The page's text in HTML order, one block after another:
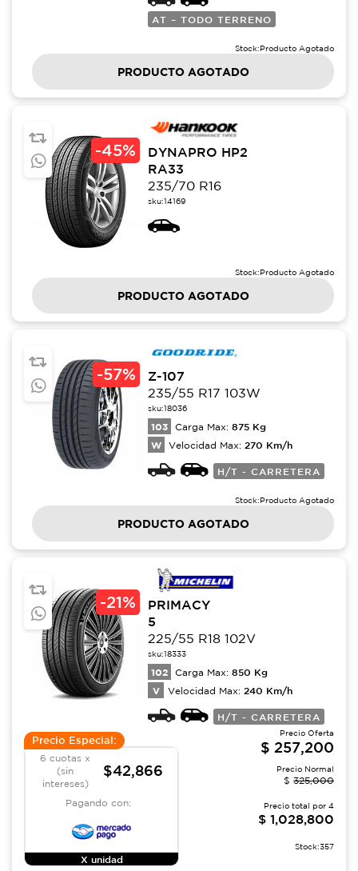
AT – TODO TERRENO
Stock:Producto Agotado
PRODUCTO AGOTADO
-45%
DYNAPRO HP2
RA33
235/70 R16
sku:14169
Stock:Producto Agotado
PRODUCTO AGOTADO
-57%
Z-107
235/55 R17 103W
sku:18036
103 Carga Max: 875 Kg
W Velocidad Max: 270 Km/h
H/T - CARRETERA
Stock:Producto Agotado
PRODUCTO AGOTADO
-21%
PRIMACY
5
225/55 R18 102V
sku:18333
102 Carga Max: 850 Kg
V Velocidad Max: 240 Km/h
H/T - CARRETERA
Precio Especial:
6 cuotas x
(sin
intereses)
$42,866
Pagando con:
X unidad
Precio Oferta
$ 257,200
Precio Normal
$ 325,000
Precio total por 4
$ 1,028,800
Stock:357